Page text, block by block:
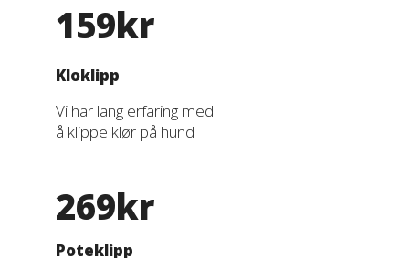
159kr
Kloklipp
Vi har lang erfaring med
å klippe klør på hund
269kr
Poteklipp